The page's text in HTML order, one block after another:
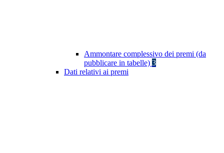
Ammontare complessivo dei premi (da
pubblicare in tabelle) 3
Dati relativi ai premi